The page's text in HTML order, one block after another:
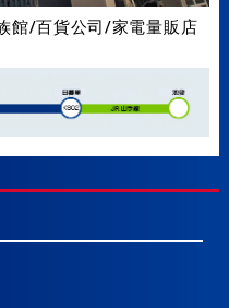
館/百貨公司/家電量販店